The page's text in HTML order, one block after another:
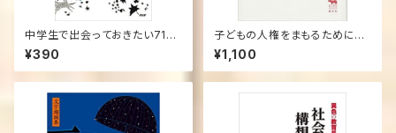
中学生で出会っておきたい71の
言葉
¥390
子どもの人権をまもるために
¥1,100